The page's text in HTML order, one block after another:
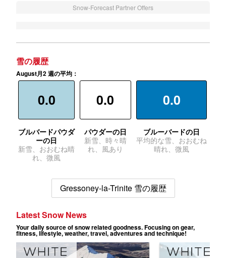
Snow-Forecast Partner Offers
雪の履歴
August月2 週の平均：
0.0
ブルバードパウダ
ーの日
新雪、おおむね晴
れ、微風
0.0
パウダーの日
新雪、時々晴
れ、風あり
0.0
ブルーバードの日
平均的な雪、おおむね
晴れ、微風
Gressoney-la-Trinite 雪の履歴